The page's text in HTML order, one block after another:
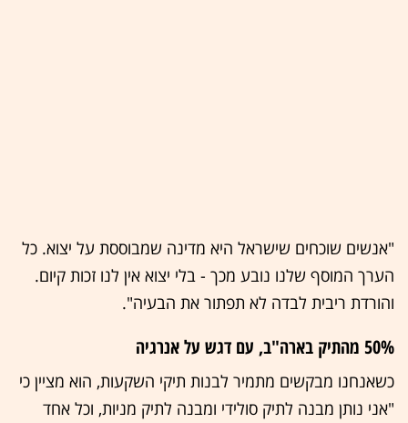
"אנשים שוכחים שישראל היא מדינה שמבוססת על יצוא. כל
הערך המוסף שלנו נובע מכך - בלי יצוא אין לנו זכות קיום.
והורדת ריבית לבדה לא תפתור את הבעיה".
50% מהתיק בארה"ב, עם דגש על אנרגיה
כשאנחנו מבקשים מתמיר לבנות תיקי השקעות, הוא מציין כי
"אני נותן מבנה לתיק סולידי ומבנה לתיק מניות, וכל אחד